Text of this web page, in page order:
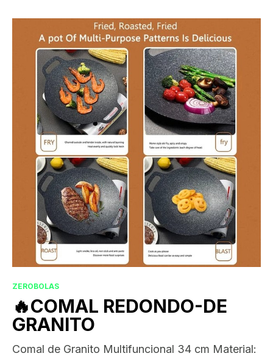
ZEROBOLAS
🔥COMAL REDONDO-DE
GRANITO
Comal de Granito Multifuncional 34 cm Material: